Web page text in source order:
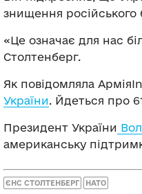
знищення російського
«Це означає для нас
Столтенберг.
Як повідомляла
України. Йдеться про
Президент України
американську
ЄНС СТОЛТЕНБЕРГ НАТО